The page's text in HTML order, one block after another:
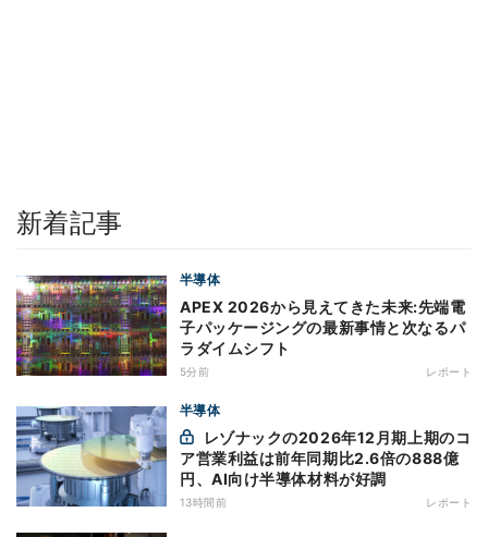
新着記事
半導体
APEX 2026から見えてきた未来:先端電
子パッケージングの最新事情と次なるパ
ラダイムシフト
5分前 レポート
半導体
ア営業利益は前年同期比2.6倍の888億
円、AI向け半導体材料が好調
13時間前 レポート